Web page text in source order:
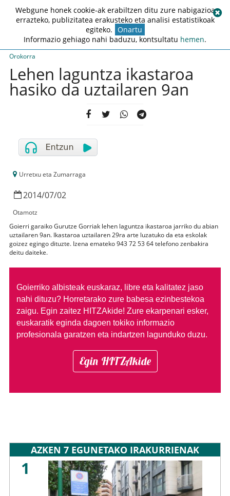
Orokorra
Lehen laguntza ikastaroa
hasiko da uztailaren 9an
Urretxu eta Zumarraga
2014/07/02
Otamotz
Goierri garaiko Gurutze Gorriak lehen laguntza ikastaroa jarriko du abian
uztailaren 9an. Ikastaroa uztailaren 29ra arte luzatuko da eta eskolak
goizez egingo dituzte. Izena emateko 943 72 53 64 telefono zenbakira
deitu daiteke.
Goierriko albisteak euskaraz, libre eta kalitatez jaso
nahi dituzu? Horretarako zure babesa ezinbestekoa
zaigu. Egin zaitez HITZAkide! Zure ekarpenari esker,
euskaratik eginda dagoen tokiko informazio
profesionala garatzen eta indartzen lagunduko duzu.
Egin HITZAkide
AZKEN 7 EGUNETAKO IRAKURRIENAK
1
Webgune honek cookie-ak erabiltzen ditu zure nabigazioa
errazteko, publizitatea erakusteko eta analisi estatistikoak
egiteko. Onartu
Informazio gehiago nahi baduzu, kontsultatu hemen.